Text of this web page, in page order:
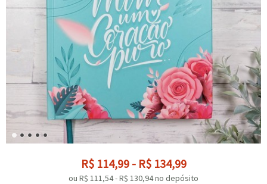
R$ 114,99 - R$ 134,99
ou R$ 111,54-R$ 130,94no depósito